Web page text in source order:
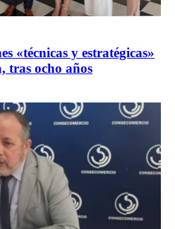
«técnicas y estratégicas»
tras ocho años